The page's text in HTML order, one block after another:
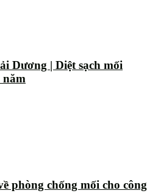
Dương | Diệt sạch mối
năm
phòng chống mối cho công